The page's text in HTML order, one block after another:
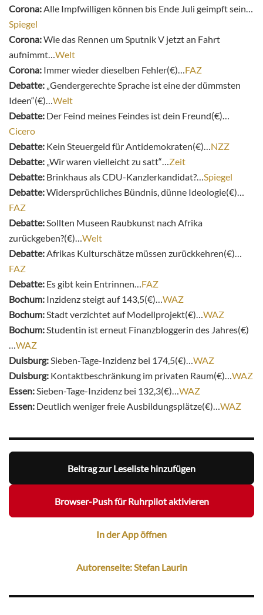
Corona:Alle Impfwilligen können bis Ende Juli geimpft sein…
Spiegel
Corona:Wie das Rennen um Sputnik V jetzt an Fahrt
aufnimmt…Welt
Corona: Immer wieder dieselben Fehler(€)…FAZ
Debatte: „Gendergerechte Sprache ist eine der dümmsten
Ideen“(€)…Welt
Debatte: Der Feind meines Feindes ist dein Freund(€)…
Cicero
Debatte: Kein Steuergeld für Antidemokraten(€)…NZZ
Debatte: „Wir waren vielleicht zu satt“…Zeit
Debatte: Brinkhaus als CDU-Kanzlerkandidat?…Spiegel
Debatte:Widersprüchliches Bündnis, dünne Ideologie(€)…
FAZ
Debatte:Sollten Museen Raubkunst nach Afrika
zurückgeben?(€)…Welt
Debatte:Afrikas Kulturschätze müssen zurückkehren(€)…
FAZ
Debatte: Es gibt kein Entrinnen…FAZ
Bochum: Inzidenz steigt auf 143,5(€)…WAZ
Bochum:Stadt verzichtet auf Modellprojekt(€)…WAZ
Bochum:Studentin ist erneut Finanzbloggerin des Jahres(€)
…WAZ
Duisburg:Sieben-Tage-Inzidenz bei 174,5(€)…WAZ
Duisburg: Kontaktbeschränkung im privaten Raum(€)…WAZ
Essen:Sieben-Tage-Inzidenz bei 132,3(€)…WAZ
Essen: Deutlich weniger freie Ausbildungsplätze(€)…WAZ
Beitrag zur Leseliste hinzufügen
Browser-Push für Ruhrpilot aktivieren
In der App öffnen
Autorenseite: Stefan Laurin